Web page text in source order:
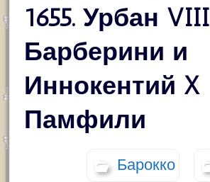
1655. Урбан VIII
Барберини и
Иннокентий X
Памфили
Барокко